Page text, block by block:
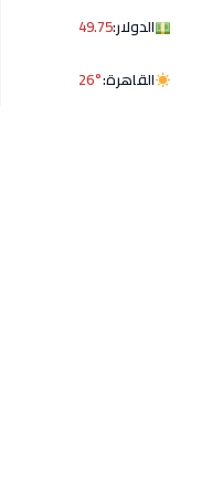
الدولار:49.75
القاهرة:26°